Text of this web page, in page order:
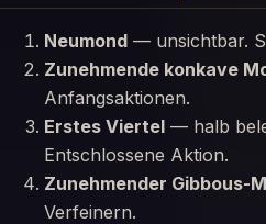
Neumond — unsichtbar.
Zunehmende konkave
Anfangsaktionen.
Erstes Viertel — halb
Entschlossene Aktion.
Zunehmender Gibbous-
Verfeinern.